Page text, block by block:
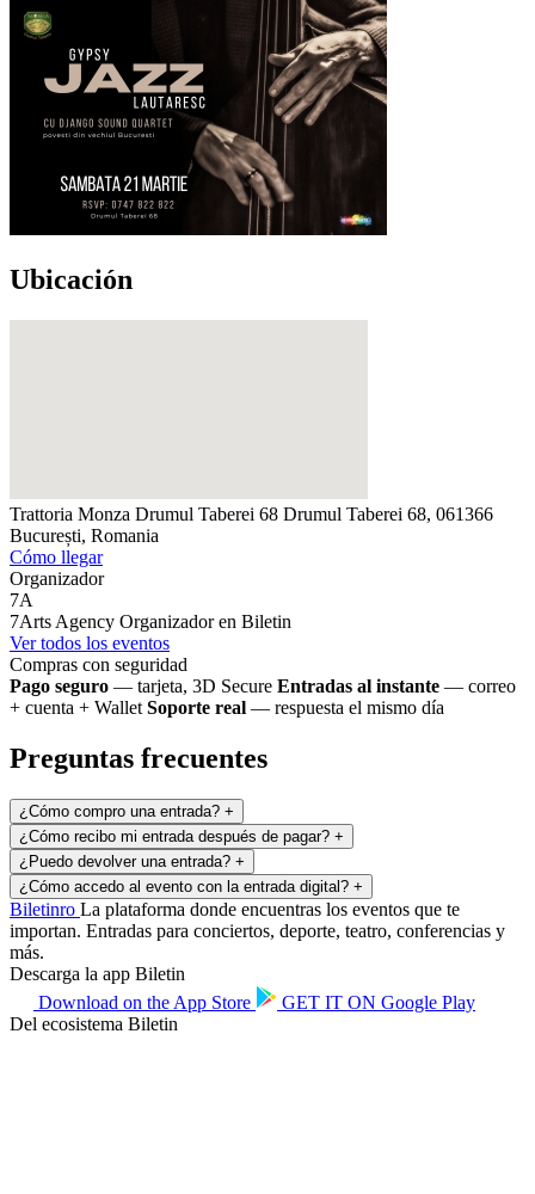
Ubicación
Trattoria Monza Drumul Taberei 68 Drumul Taberei 68, 061366
București, Romania
Cómo llegar
Organizador
7A
7Arts Agency Organizador en Biletin
Ver todos los eventos
Compras con seguridad
Pago seguro — tarjeta, 3D Secure Entradas al instante — correo
+ cuenta + Wallet Soporte real — respuesta el mismo día
Preguntas frecuentes
¿Cómo compro una entrada? +
¿Cómo recibo mi entrada después de pagar? +
¿Puedo devolver una entrada? +
¿Cómo accedo al evento con la entrada digital? +
Biletinro La plataforma donde encuentras los eventos que te
importan. Entradas para conciertos, deporte, teatro, conferencias y
más.
Descarga la app Biletin
Download on the App Store GET IT ON Google Play
Del ecosistema Biletin